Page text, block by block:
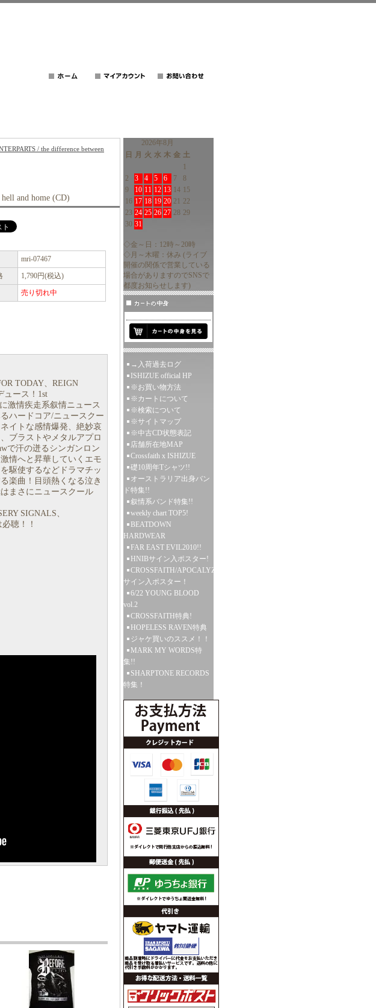
/ the difference between
and home (CD)
mri-07467
1,790円(税込)
売り切れ中
TODAY、REIGN
ュース！1st
激情疾走系叙情ニュース
ハードコア/ニュースクー
イトな感情爆発、絶妙哀
ブラストやメタルアプロ
で汗の迸るシンガンロン
情へと昇華していくエモ
駆使するなどドラマチッ
楽曲！目頭熱くなる泣き
まさにニュースクール
SIGNALS、
聴！！
2026年8月
日
月 火 水 木 金 土
1
2
3 4 5 6 7
8
9
10 11 12 13 14 15
16 17 18 19 20 21 22
23 24 25 26 27 28 29
30 31
◇金～日：12時～20時
◇月～木曜：休み (ライブ
開催の関係で営業している
場合がありますのでSNSで
都度お知らせします)
→入荷過去ログ
ISHIZUE official HP
※お買い物方法
※カートについて
※検索について
※サイトマップ
※中古CD状態表記
店舗所在地MAP
Crossfaith x ISHIZUE
礎10周年Tシャツ!!
オーストラリア出身バン
ド特集!!
叙情系バンド特集!!
weekly chart TOP5!
BEATDOWN
HARDWEAR
FAR EAST EVIL2010!!
HNIBサイン入ポスター!
CROSSFAITH/APOCALYZE
サイン入ポスター！
6/22 YOUNG BLOOD
vol.2
CROSSFAITH特典!
HOPELESS RAVEN特典
ジャケ買いのススメ！！
MARK MY WORDS特
集!!
SHARPTONE RECORDS
特集！